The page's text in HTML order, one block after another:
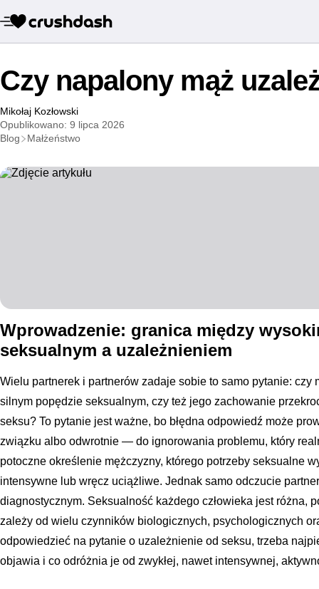
Czy napalony mąż
Mikołaj Kozłowski
Opublikowano: 9 lipca 2026
Blog
Małżeństwo
Wprowadzenie: granica między
seksualnym a uzależnieniem
Wielu partnerek i partnerów zadaje sobie to samo pytanie: czy
silnym popędzie seksualnym, czy też jego zachowanie
seksu? To pytanie jest ważne, bo błędna odpowiedź może
związku albo odwrotnie — do ignorowania problemu, który
potoczne określenie mężczyzny, którego potrzeby seksualne
intensywne lub wręcz uciążliwe. Jednak samo odczucie
diagnostycznym. Seksualność każdego człowieka jest różna,
zależy od wielu czynników biologicznych, psychologicznych
odpowiedzieć na pytanie o uzależnienie od seksu, trzeba
objawia i co odróżnia je od zwykłej, nawet intensywnej,